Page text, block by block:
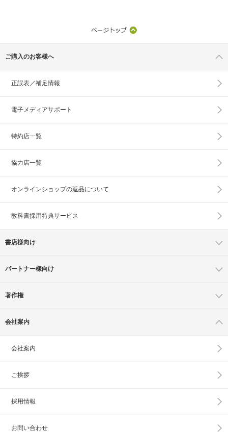
ご購入のお客様へ
正誤表／補足情報
電子メディアサポート
特約店一覧
協力店一覧
オンラインショップの返品について
教科書採用特典サービス
書店様向け
パートナー様向け
著作権
会社案内
会社案内
ご挨拶
採用情報
お問い合わせ